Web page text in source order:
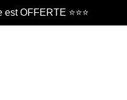
OFFERTE ⭐️⭐️⭐️